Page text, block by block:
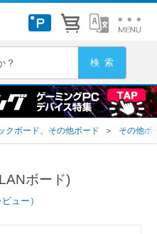
クボード、その他ボード ＞ その他ボ
ボード)
ュー）